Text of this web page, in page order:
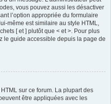
vous pouvez aussi les désactiver
l’option appropriée du formulaire
même est similaire au style HTML,
[ et ] plutôt que < et >. Pour plus
le guide accessible depuis la page de
sur ce forum. La plupart des
être appliquées avec les